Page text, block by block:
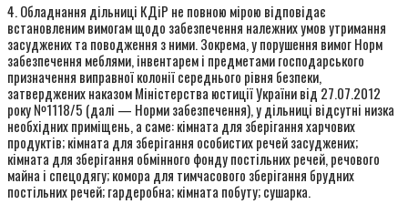
4. Обладнання дільниці КДіР не повною мірою відповідає
встановленим вимогам щодо забезпечення належних умов утримання
засуджених та поводження з ними. Зокрема, у порушення вимог Норм
забезпечення меблями, інвентарем і предметами господарського
призначення виправної колонії середнього рівня безпеки,
затверджених наказом Міністерства юстиції України від 27.07.2012
року №1118/5 (далі — Норми забезпечення), у дільниці відсутні низка
необхідних приміщень, а саме: кімната для зберігання харчових
продуктів; кімната для зберігання особистих речей засуджених;
кімната для зберігання обмінного фонду постільних речей, речового
майна і спецодягу; комора для тимчасового зберігання брудних
постільних речей; гардеробна; кімната побуту; сушарка.